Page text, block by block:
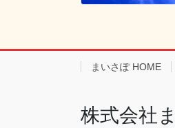
まいさぽ HOME
株式会社